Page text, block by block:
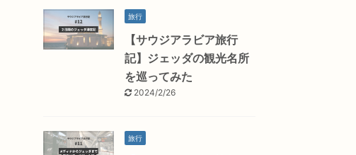
旅行
【サウジアラビア旅行
記】ジェッダの観光名所
を巡ってみた
2024/2/26
旅行